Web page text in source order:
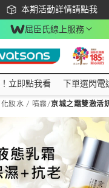
本期活動詳情請點我
下載app最高回饋$350
屈臣氏線上服務
即點我看
立即點我看 下單選閃電
化妝水 / 噴霧/京城之霜雙激活